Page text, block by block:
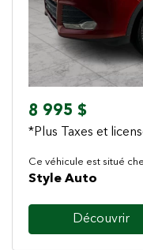
8 995 $
*Plus Taxes et
Ce véhicule est situé
Style Auto
Découvrir